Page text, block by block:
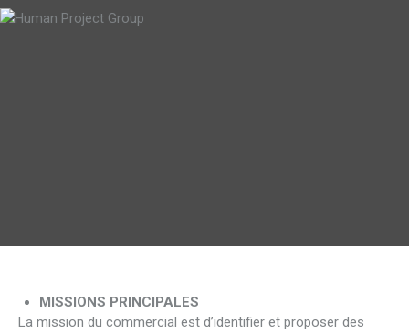
MISSIONS PRINCIPALES
La mission du commercial est d’identifier et proposer des